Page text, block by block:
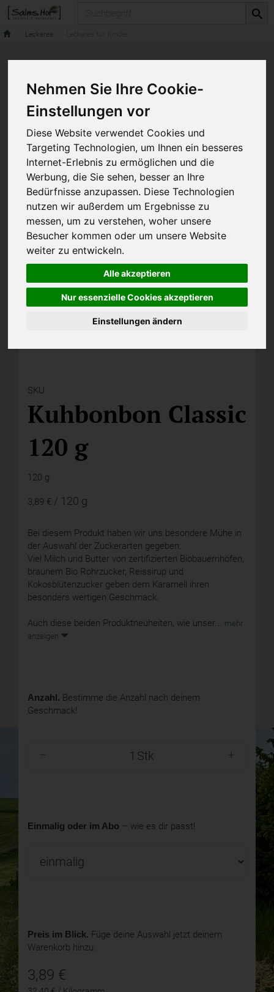
Nehmen Sie Ihre Cookie-
Einstellungen vor
Diese Website verwendet Cookies und
Targeting Technologien, um Ihnen ein besseres
Internet-Erlebnis zu ermöglichen und die
Werbung, die Sie sehen, besser an Ihre
Bedürfnisse anzupassen. Diese Technologien
nutzen wir außerdem um Ergebnisse zu
messen, um zu verstehen, woher unsere
Besucher kommen oder um unsere Website
weiter zu entwickeln.
Alle akzeptieren
Nur essenzielle Cookies akzeptieren
Einstellungen ändern
Leckeres
SKU
Kuhbonbon Classic
120 g
120 g
3,89 € / 120 g
Bei diesem Produkt haben wir uns besondere Mühe in
der Auswahl der Zuckerarten gegeben.
Viel Milch und Butter von zertifizierten Biobauernhöfen,
braunem Bio Rohrzucker, Reissirup und
Kokosblütenzucker geben dem Karamell ihren
besonders wertigen Geschmack.
Auch diese beiden Produktneuheiten, wie unser...
mehr
anzeigen
Anzahl. Bestimme die Anzahl nach deinem
Geschmack!
Stk
Einmalig oder im Abo – wie es dir passt!
Preis im Blick. Füge deine Auswahl jetzt deinem
Warenkorb hinzu.
3,89 €